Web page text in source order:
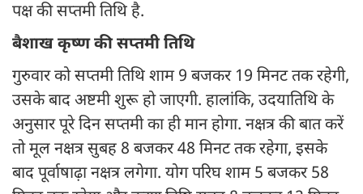
पक्ष की सप्तमी तिथि है.
बैशाख कृष्ण की सप्तमी तिथि
गुरुवार को सप्तमी तिथि शाम 9 बजकर 19 मिनट तक रहेगी,
उसके बाद अष्टमी शुरू हो जाएगी. हालांकि, उदयातिथि के
अनुसार पूरे दिन सप्तमी का ही मान होगा. नक्षत्र की बात करें
तो मूल नक्षत्र सुबह 8 बजकर 48 मिनट तक रहेगा, इसके
बाद पूर्वाषाढ़ा नक्षत्र लगेगा. योग परिघ शाम 5 बजकर 58